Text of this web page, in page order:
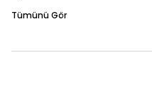
Tümünü Gör